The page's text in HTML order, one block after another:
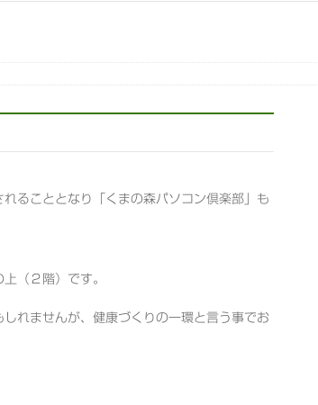
ることとなり「くまの森パソコン倶楽部」も
（２階）です。
れませんが、健康づくりの一環と言う事でお